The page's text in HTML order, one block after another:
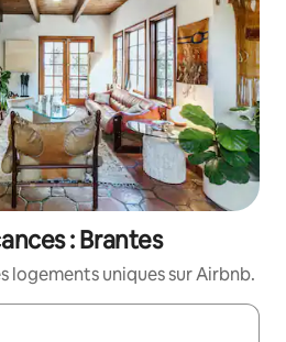
: Brantes
logements uniques sur Airbnb.